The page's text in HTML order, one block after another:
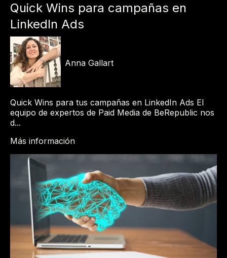
Quick Wins para campañas en
LinkedIn Ads
Anna Gallart
Quick Wins para tus campañas en LinkedIn Ads El
equipo de expertos de Paid Media de BeRepublic nos
d...
Más información